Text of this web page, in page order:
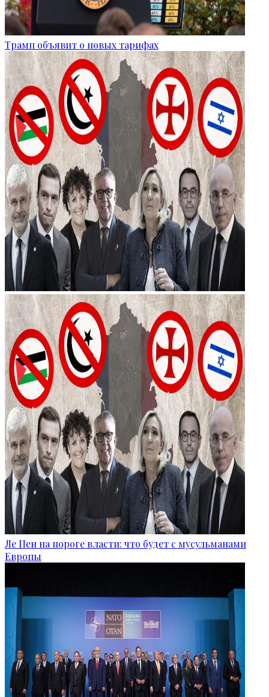
Трамп объявит о новых тарифах
Ле Пен на пороге власти: что будет с мусульманами
Европы